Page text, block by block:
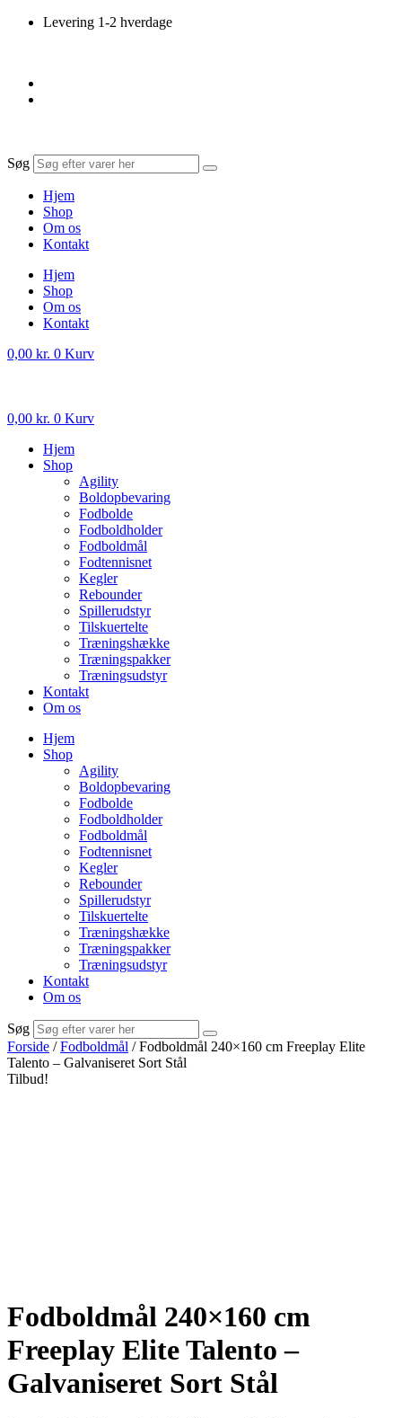
VidereLevering 1-2 hverdage
Søg
Hjem
Shop
Om os
Kontakt
Hjem
Shop
Om os
Kontakt
0,00 kr. 0 Kurv
0,00 kr. 0 Kurv
Hjem
Shop
Agility
Boldopbevaring
Fodbolde
Fodboldholder
Fodboldmål
Fodtennisnet
Kegler
Rebounder
Spillerudstyr
Tilskuertelte
Træningshække
Træningspakker
Træningsudstyr
Kontakt
Om os
Hjem
Shop
Agility
Boldopbevaring
Fodbolde
Fodboldholder
Fodboldmål
Fodtennisnet
Kegler
Rebounder
Spillerudstyr
Tilskuertelte
Træningshække
Træningspakker
Træningsudstyr
Kontakt
Om os
Søg
Forside /Fodboldmål / Fodboldmål 240×160 cm Freeplay Elite
Talento – Galvaniseret Sort Stål
Tilbud!
Fodboldmål 240×160 cm
Freeplay Elite Talento –
Galvaniseret Sort Stål